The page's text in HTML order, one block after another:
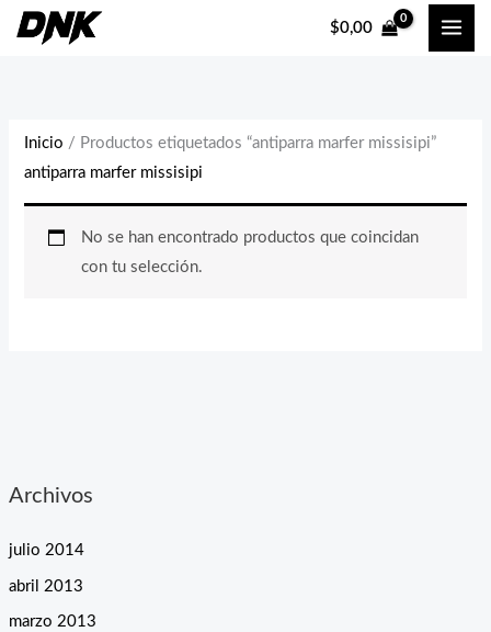
$0,00
Archivos
julio 2014
abril 2013
marzo 2013
Inicio / Productos etiquetados “antiparra marfer missisipi”
antiparra marfer missisipi
No se han encontrado productos que coincidan
con tu selección.